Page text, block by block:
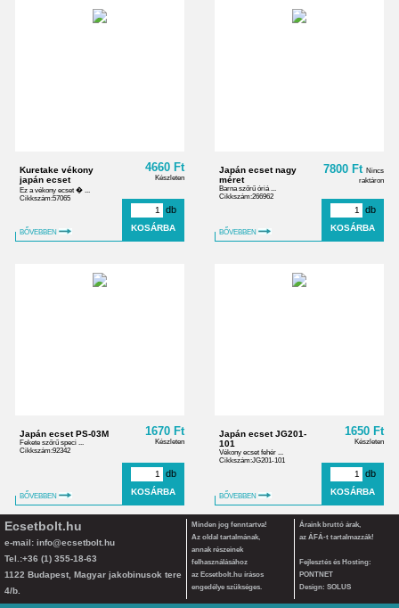
Kuretake vékony
japán ecset
Ez a vékony ecset � ...
Cikkszám:57065
BŐVEBBEN
4660 Ft
Készleten
db
Japán ecset nagy
méret
Barna szőrű óriá ...
Cikkszám:266962
BŐVEBBEN
7800 Ft Nincs
raktáron
db
Japán ecset PS-03M
Fekete szőrű speci ...
Cikkszám:92342
BŐVEBBEN
1670 Ft
Készleten
db
Japán ecset JG201-
101
Vékony ecset fehér ...
Cikkszám:JG201-101
BŐVEBBEN
1650 Ft
Készleten
db
Ecsetbolt.hu
e-mail: info@ecsetbolt.hu
Tel.:+36 (1) 355-18-63
1122 Budapest, Magyar jakobinusok tere
4/b.
Minden jog fenntartva!
Az oldal tartalmának,
annak részeinek
felhasználásához
az Ecsetbolt.hu írásos
engedélye szükséges.
Áraink bruttó árak,
az ÁFÁ-t tartalmazzák!
Fejlesztés és Hosting:
PONTNET
Design: SOLUS